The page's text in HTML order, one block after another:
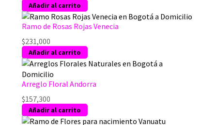
Añadir al carrito
Ramo de Rosas Rojas Venecia
$231,000
Añadir al carrito
Arreglo Floral Andorra
$157,300
Añadir al carrito